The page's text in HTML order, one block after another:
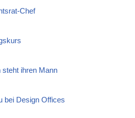
Chef
ihren Mann
bei Design Offices